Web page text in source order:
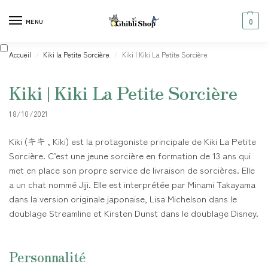
MENU 0
Accueil / Kiki la Petite Sorcière / Kiki | Kiki La Petite Sorcière
Kiki | Kiki La Petite Sorcière
18/10/2021
Kiki (キキ , Kiki) est la protagoniste principale de Kiki La Petite
Sorcière. C’est une jeune sorcière en formation de 13 ans qui
met en place son propre service de livraison de sorcières. Elle
a un chat nommé Jiji. Elle est interprétée par Minami Takayama
dans la version originale japonaise, Lisa Michelson dans le
doublage Streamline et Kirsten Dunst dans le doublage Disney.
Personnalité